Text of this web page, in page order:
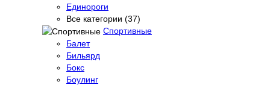
Единороги
Все категории (37)
Спортивные
Балет
Бильярд
Бокс
Боулинг